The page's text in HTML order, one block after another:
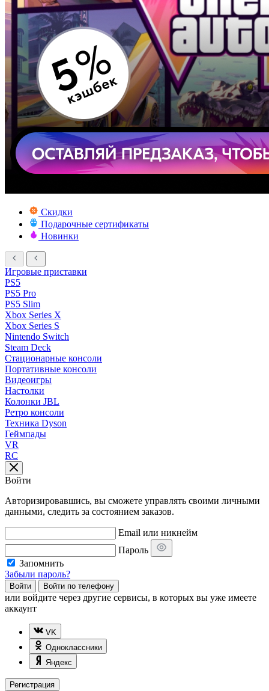
Скидки
Подарочные сертификаты
Новинки
Игровые приставки
PS5
PS5 Pro
PS5 Slim
Xbox Series X
Xbox Series S
Nintendo Switch
Steam Deck
Стационарные консоли
Портативные консоли
Видеоигры
Настолки
Колонки JBL
Ретро консоли
Техника Dyson
Геймпады
VR
RC
Войти
Авторизировавшись, вы сможете управлять своими личными
данными, следить за состоянием заказов.
Email или никнейм
Пароль
Запомнить
Забыли пароль?
Войти Войти по телефону
или войдите через другие сервисы, в которых вы уже имеете
аккаунт
VK
Одноклассники
Яндекс
Регистрация